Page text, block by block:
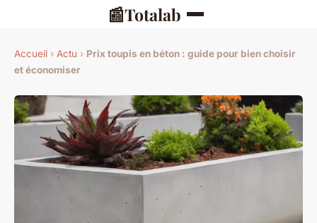
📰Totalab
Accueil › Actu › Prix toupis en béton : guide pour bien choisir
et économiser